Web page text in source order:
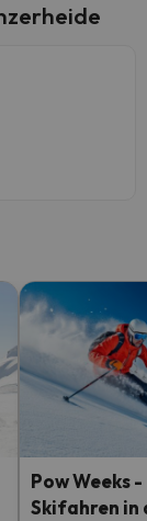
Pow Weeks
Skifahren in